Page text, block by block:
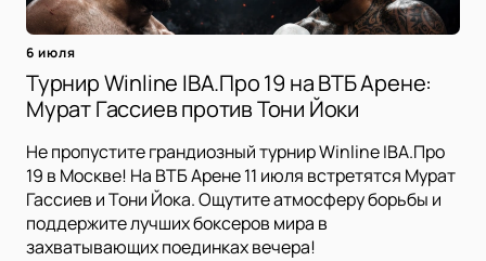
6 июля
Турнир Winline IBA.Про 19 на ВТБ Арене:
Мурат Гассиев против Тони Йоки
Не пропустите грандиозный турнир Winline IBA.Про
19 в Москве! На ВТБ Арене 11 июля встретятся Мурат
Гассиев и Тони Йока. Ощутите атмосферу борьбы и
поддержите лучших боксеров мира в
захватывающих поединках вечера!